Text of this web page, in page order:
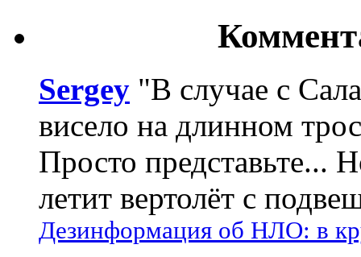
Sergey "В случае с
висело на длинном
Просто представьте...
летит вертолёт с
Дезинформация об НЛО: в